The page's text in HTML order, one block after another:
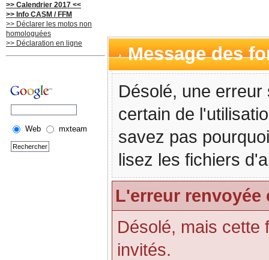
>> Calendrier 2017 <<
>> Info CASM / FFM
>> Déclarer les motos non
homologuées
>> Déclaration en ligne
Web mxteam
Message des
Désolé, une
certain de
savez pas
lisez les fichiers
L'erreur renvoyée
Désolé, mais cette
invités.